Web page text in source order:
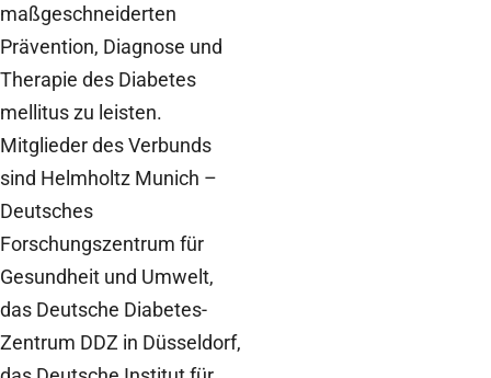
maßgeschneiderten
Prävention, Diagnose und
Therapie des Diabetes
mellitus zu leisten.
Mitglieder des Verbunds
sind Helmholtz Munich –
Deutsches
Forschungszentrum für
Gesundheit und Umwelt,
das Deutsche Diabetes-
Zentrum DDZ in Düsseldorf,